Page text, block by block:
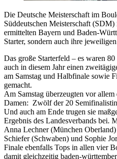
Die Deutsche Meisterschaft im
Süddeutschen Meisterschaft
ermittelten Bayern und Baden-
Starter, sondern auch ihre
Das große Starterfeld – es waren
auch in diesem Jahr einen
am Samstag und Halbfinale sowie
gemacht.
Am Samstag überzeugten vor
Damen: Zwölf der 20
Und auch am Ende trugen sie
Ergebnis des Landesverbands bei.
Anna Lechner (München
Schiefer (Schwaben) und Sophie
Finale ebenfalls Tops in allen vier
damit gleichzeitig baden-